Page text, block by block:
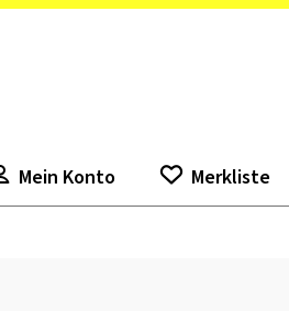
Mein Konto Merkliste